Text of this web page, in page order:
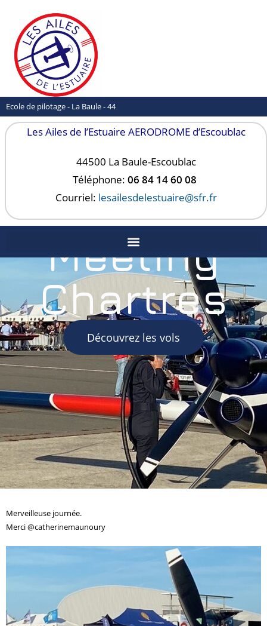
Ecole de pilotage - La Baule - 44
Les Ailes de l’Estuaire AERODROME d’Escoublac
44500 La Baule-Escoublac
Téléphone: 06 84 14 60 08
Courriel: lesailesdelestuaire@sfr.fr
Meeting
Chartres
Découvrez les vols
Merveilleuse journée.
Merci @catherinemaunoury